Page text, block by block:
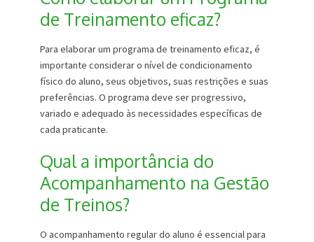
de Treinamento eficaz?
Para elaborar um programa de treinamento eficaz, é
importante considerar o nível de condicionamento
físico do aluno, seus objetivos, suas restrições e suas
preferências. O programa deve ser progressivo,
variado e adequado às necessidades específicas de
cada praticante.
Qual a importância do
Acompanhamento na Gestão
de Treinos?
O acompanhamento regular do aluno é essencial para